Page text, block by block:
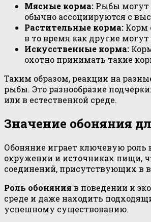
Мясные корма: Рыбы могут
обычно ассоциируются с
Растительные корма: Корм
в то время как другие
Искусственные корма:
охотно принимать такие
Таким образом, реакции на
рыбы. Это разнообразие
или в естественной среде.
Значение обоняния
Обоняние играет ключевую
окружении и источниках пищи,
соединений, присутствующих в
Роль обоняния в поведении и
среде и даже находить
успешному существованию.